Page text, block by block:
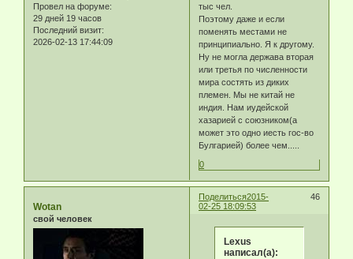
Провел на форуме:
29 дней 19 часов
Последний визит:
2026-02-13 17:44:09
тыс чел.
Поэтому даже и если
поменять местами не
принципиально. Я к другому.
Ну не могла держава вторая
или третья по численности
мира состять из диких
племен. Мы не китай не
индия. Нам иудейской
хазарией с союзником(а
может это одно иесть гос-во
Булгарией) более чем.....
0
Поделиться 46
2015-
02-25 18:09:53
Wotan
свой человек
Lexus
написал(а):